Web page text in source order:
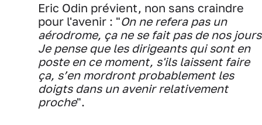
Eric Odin prévient, non sans craindre
pour l'avenir : "On ne refera pas un
aérodrome, ça ne se fait pas de nos
Je pense que les dirigeants qui sont en
poste en ce moment, s'ils laissent faire
ça, s’en mordront probablement les
doigts dans un avenir relativement
proche".